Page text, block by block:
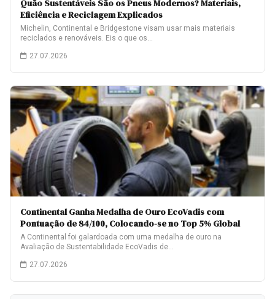
Quão Sustentáveis São os Pneus Modernos? Materiais,
Eficiência e Reciclagem Explicados
Michelin, Continental e Bridgestone visam usar mais materiais
reciclados e renováveis. Eis o que os…
27.07.2026
Continental Ganha Medalha de Ouro EcoVadis com
Pontuação de 84/100, Colocando-se no Top 5% Global
A Continental foi galardoada com uma medalha de ouro na
Avaliação de Sustentabilidade EcoVadis de…
27.07.2026